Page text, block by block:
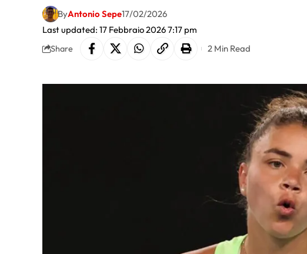
Last updated: 17 Febbraio 2026 7:17 pm
ByAntonio Sepe17/02/2026
Share 2 Min Read